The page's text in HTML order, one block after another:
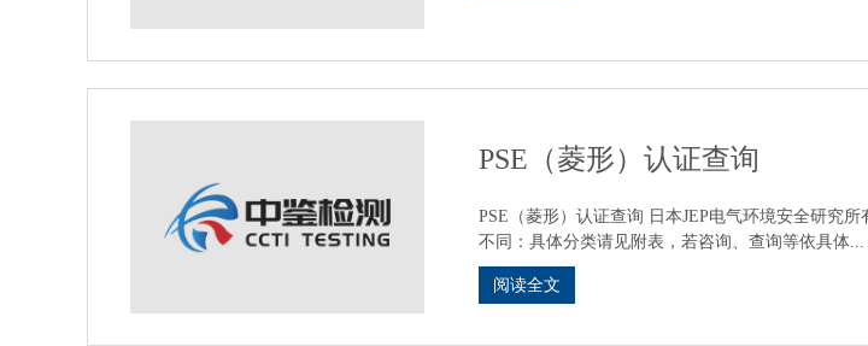
PSE（菱形）认证查询
PSE（菱形）认证查询 日本JEP电气环境安全研究
不同：具体分类请见附表，若咨询、查询等依具体...
阅读全文